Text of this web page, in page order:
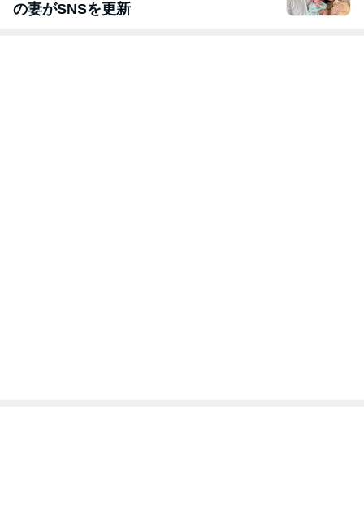
の妻がSNSを更新